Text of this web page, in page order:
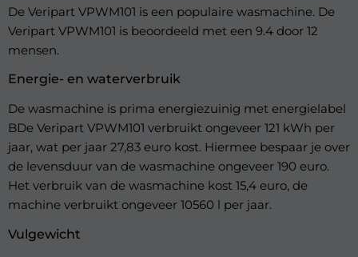
De Veripart VPWM101 is een populaire wasmachine. De
Veripart VPWM101 is beoordeeld met een 9.4 door 12
mensen.
Energie- en waterverbruik
De wasmachine is prima energiezuinig met energielabel
BDe Veripart VPWM101 verbruikt ongeveer 121 kWh per
jaar, wat per jaar 27,83 euro kost. Hiermee bespaar je over
de levensduur van de wasmachine ongeveer 190 euro.
Het verbruik van de wasmachine kost 15,4 euro, de
machine verbruikt ongeveer 10560 l per jaar.
Vulgewicht